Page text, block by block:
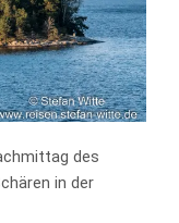
des
in der